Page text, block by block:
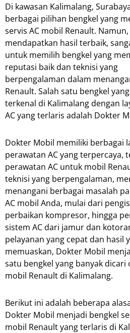
Di kawasan Kalimalang,
berbagai pilihan bengkel yang
servis AC mobil Renault.
mendapatkan hasil terbaik,
untuk memilih bengkel yang
reputasi baik dan teknisi yang
berpengalaman dalam
Renault. Salah satu bengkel
terkenal di Kalimalang dengan
AC yang terlaris adalah Dokter
Dokter Mobil memiliki berbagai
perawatan AC yang terpercaya,
perawatan AC untuk mobil
teknisi yang berpengalaman,
menangani berbagai masalah
AC mobil Anda, mulai dari
perbaikan kompresor, hingga
sistem AC dari jamur dan
pelayanan yang cepat dan hasil
memuaskan, Dokter Mobil
satu bengkel yang banyak dicari
mobil Renault di Kalimalang.
Berikut ini adalah beberapa
Dokter Mobil menjadi bengkel
mobil Renault yang terlaris di